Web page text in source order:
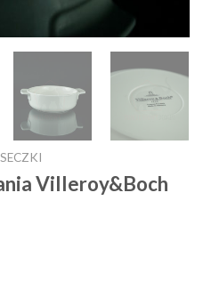
Villeroy&Boch